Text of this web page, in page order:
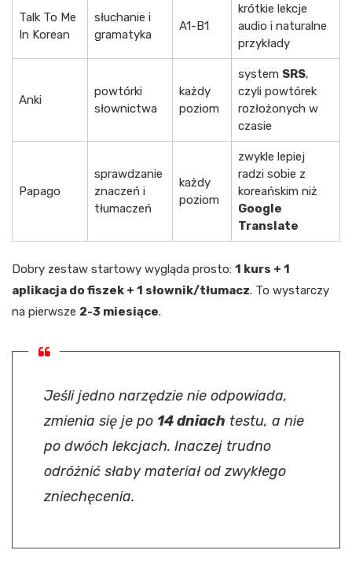
Talk To Me
In Korean
słuchanie i
gramatyka
A1-B1
krótkie lekcje
audio i naturalne
przykłady
Anki
powtórki
słownictwa
każdy
poziom
system SRS,
czyli powtórek
rozłożonych w
czasie
Papago
sprawdzanie
znaczeń i
tłumaczeń
każdy
poziom
zwykle lepiej
radzi sobie z
koreańskim niż
Google
Translate
Dobry zestaw startowy wygląda prosto: 1 kurs + 1
aplikacja do fiszek + 1 słownik/tłumacz. To wystarczy
na pierwsze 2-3 miesiące.
Jeśli jedno narzędzie nie odpowiada,
zmienia się je po 14 dniach testu, a nie
po dwóch lekcjach. Inaczej trudno
odróżnić słaby materiał od zwykłego
zniechęcenia.